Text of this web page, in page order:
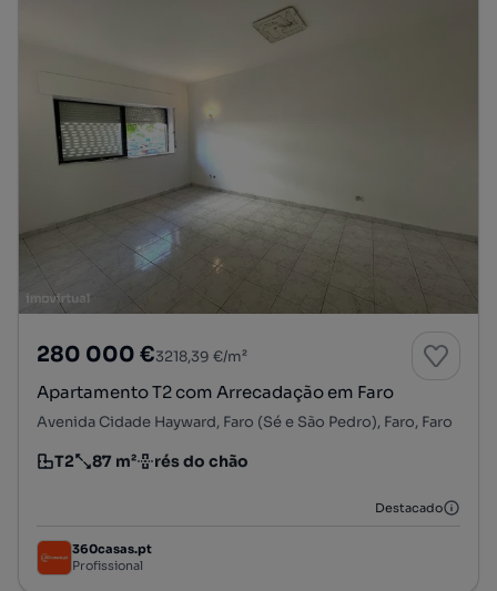
280 000 €3218,39 €/m²
Apartamento T2 com Arrecadação em Faro
Avenida Cidade Hayward, Faro (Sé e São Pedro), Faro, Faro
Tipologia
T2
Preço por metro quadrado
87 m²
Andar rés do chão
Destacado
360casas.pt
Profissional